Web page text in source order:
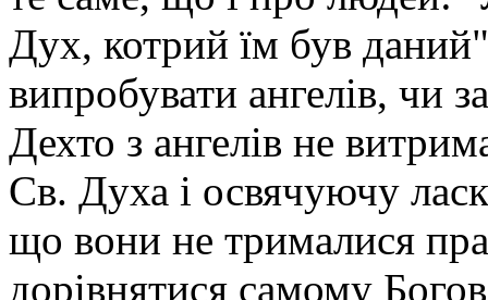
Дух, котрий їм був
випробувати ангелів, чи
Дехто з ангелів не
Св. Духа і освячуючу
що вони не трималися
дорівнятися самому